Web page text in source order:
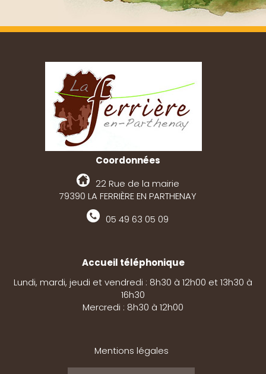
Coordonnées
22 Rue de la mairie
79390 LA FERRIÈRE EN PARTHENAY
05 49 63 05 09
Accueil téléphonique
Lundi, mardi, jeudi et vendredi : 8h30 à 12h00 et 13h30 à
16h30
Mercredi : 8h30 à 12h00
Mentions légales